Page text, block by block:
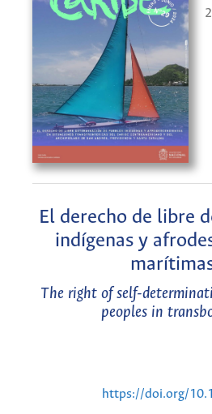
El derecho de libre
indígenas y
The right of self-
peoples in
https://doi.org/